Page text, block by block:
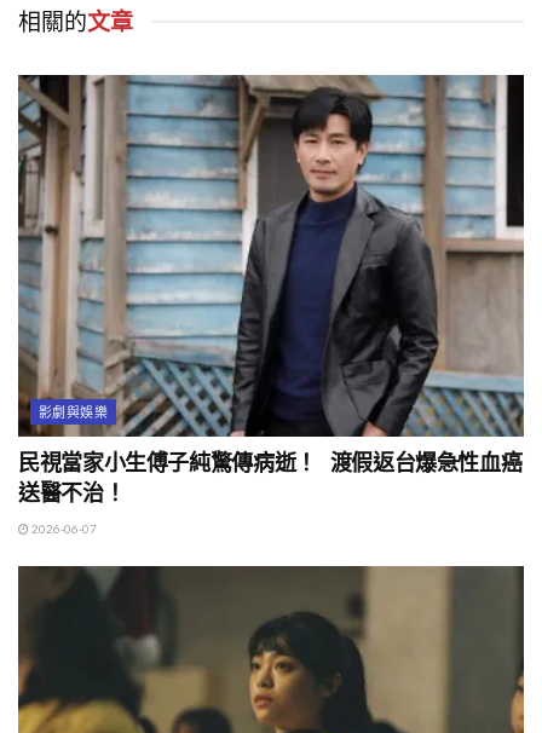
相關的文章
影劇與娛樂
民視當家小生傅子純驚傳病逝！ 渡假返台爆急性血癌
送醫不治！
2026-06-07